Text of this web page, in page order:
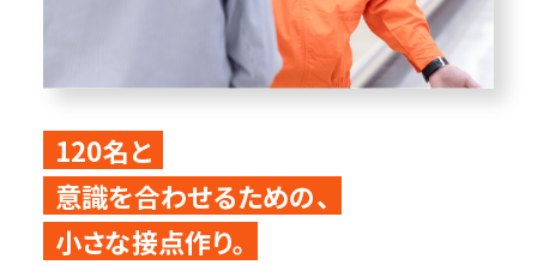
120名と
意識を合わせるための、
小さな接点作り。